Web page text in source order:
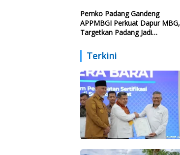
Pemko Padang Gandeng
APPMBGI Perkuat Dapur MBG,
Targetkan Padang Jadi
Terkini